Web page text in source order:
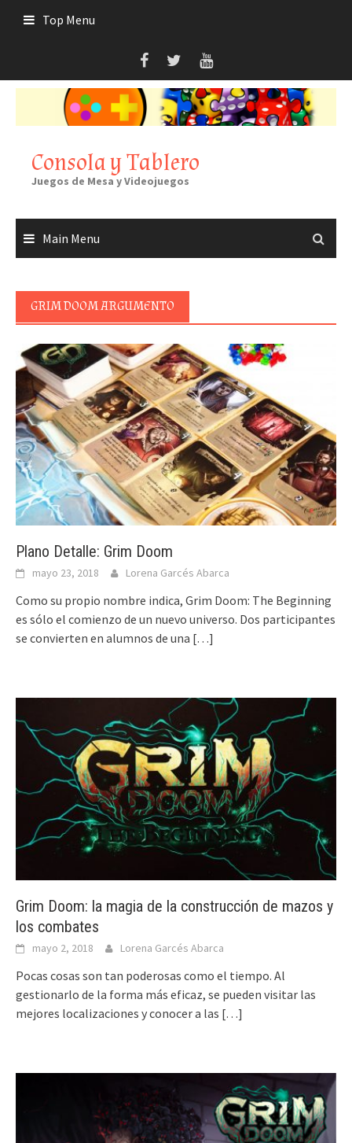
Top Menu
Consola y Tablero
Juegos de Mesa y Videojuegos
Main Menu
GRIM DOOM ARGUMENTO
Plano Detalle: Grim Doom
mayo 23, 2018 Lorena Garcés Abarca
Como su propio nombre indica, Grim Doom: The Beginning
es sólo el comienzo de un nuevo universo. Dos participantes
se convierten en alumnos de una […]
Grim Doom: la magia de la construcción de mazos y
los combates
mayo 2, 2018 Lorena Garcés Abarca
Pocas cosas son tan poderosas como el tiempo. Al
gestionarlo de la forma más eficaz, se pueden visitar las
mejores localizaciones y conocer a las […]